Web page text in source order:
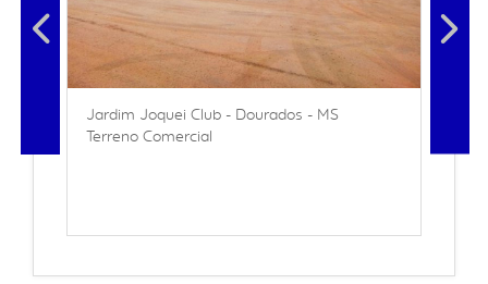
Jardim Joquei Club - Dourados - MS
Terreno Comercial